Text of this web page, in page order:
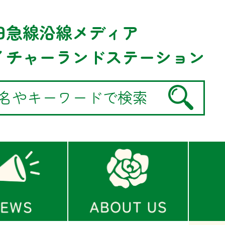
急線沿線メディア
チャーランドステーション